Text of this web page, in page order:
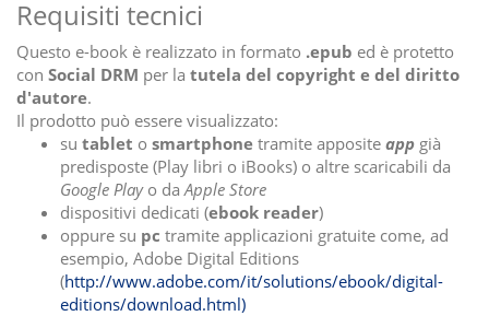
Requisiti tecnici
Questo e-book è realizzato in formato .epub ed è protetto
con Social DRM per la tutela del copyright e del diritto
d'autore.
Il prodotto può essere visualizzato:
su tablet o smartphone tramite apposite app già
predisposte (Play libri o iBooks) o altre scaricabili da
Google Playo da Apple Store
dispositivi dedicati (ebook reader)
oppure su pc tramite applicazioni gratuite come, ad
esempio, Adobe Digital Editions
(http://www.adobe.com/it/solutions/ebook/digital-
editions/download.html)